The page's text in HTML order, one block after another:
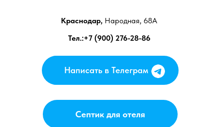
Краснодар, Народная, 68А
Тел.:+7 (900) 276-28-86
Написать в Телеграм
Написать в Телеграм
Септик для отеля